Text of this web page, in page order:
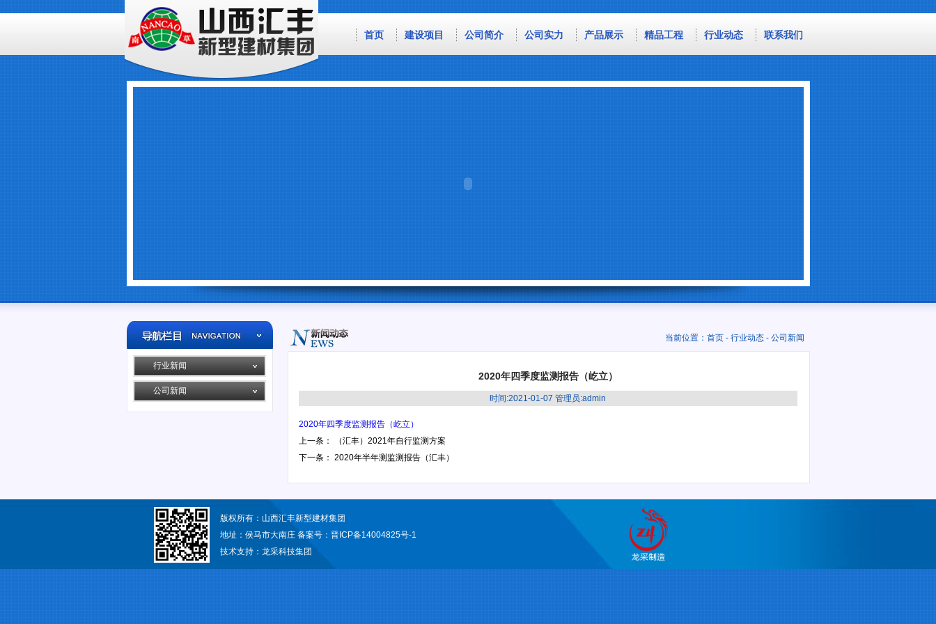
首页 建设项目 公司简介 公司实力 产品展示 精品工程 行业动态 联系我们
行业新闻
公司新闻
当前位置： 首页- 行业动态- 公司新闻
2020年四季度监测报告（屹立）
时间:2021-01-07 管理员:admin
2020年四季度监测报告（屹立）
上一条：
（汇丰）2021年自行监测方案
下一条： 2020年半年测监测报告（汇丰）
版权所有：山西汇丰新型建材集团
地址：侯马市大南庄 备案号： 晋ICP备14004825号-1
技术支持： 龙采科技集团